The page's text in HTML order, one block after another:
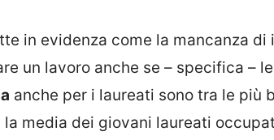
in evidenza come la mancanza
un lavoro anche se – specifica – le
anche per i laureati sono tra le più
la media dei giovani laureati